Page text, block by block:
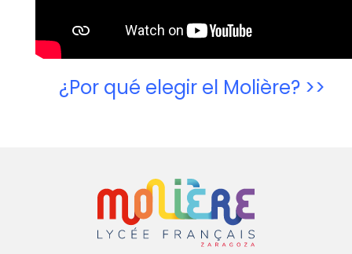
¿Por qué elegir el Molière? >>